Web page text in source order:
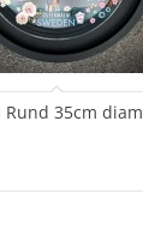
35cm diam